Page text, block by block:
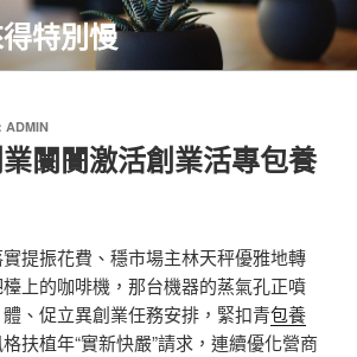
特別慢
ADMIN
闤闠激活創業活專包養
提振花費、穩市場主林天秤優雅地轉
上的咖啡機，那台機器的蒸氣孔正噴
、促立異創業任務安排，緊扣青包養
扶植年“實新快嚴”請求，連續優化營商